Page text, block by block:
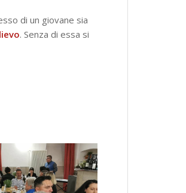
di un giovane sia
. Senza di essa si